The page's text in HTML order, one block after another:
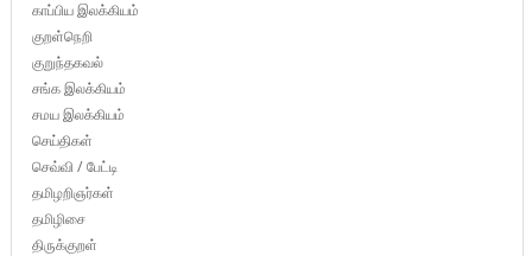
காப்பிய இலக்கியம்
குறள்நெறி
குறுந்தகவல்
சங்க இலக்கியம்
சமய இலக்கியம்
செய்திகள்
செவ்வி / பேட்டி
தமிழறிஞர்கள்
தமிழிசை
திருக்குறள்